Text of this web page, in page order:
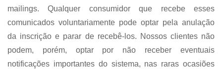
mailings. Qualquer consumidor que recebe esses
comunicados voluntariamente pode optar pela anulação
da inscrição e parar de recebê-los. Nossos clientes não
podem, porém, optar por não receber eventuais
notificações importantes do sistema, nas raras ocasiões